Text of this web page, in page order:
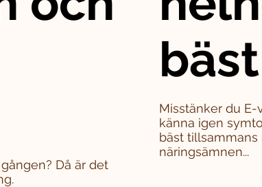
Då är det
Misstänker du
känna igen
bäst
näringsämnen...